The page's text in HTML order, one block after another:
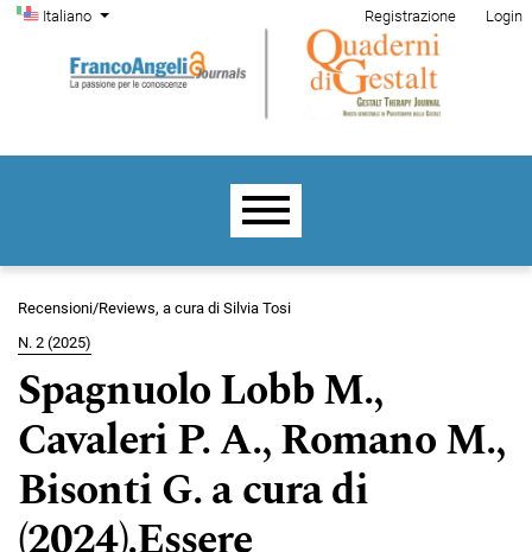
Salta al menu principale di navigazione
Salta al contenuto principale
Salta al piè di pagina del sito
Cambia la lingua. La lingua corrente è:
Italiano
Menu di amministrazione
Registrazione Login
Menu principale
Recensioni/Reviews, a cura di Silvia Tosi
N. 2 (2025)
Spagnuolo Lobb M.,
Cavaleri P. A., Romano M.,
Bisonti G. a cura di